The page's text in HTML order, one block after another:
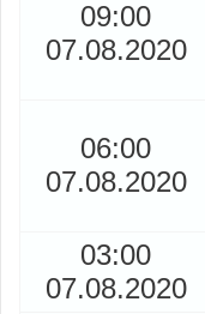
09:00
07.08.2020
06:00
07.08.2020
03:00
07.08.2020